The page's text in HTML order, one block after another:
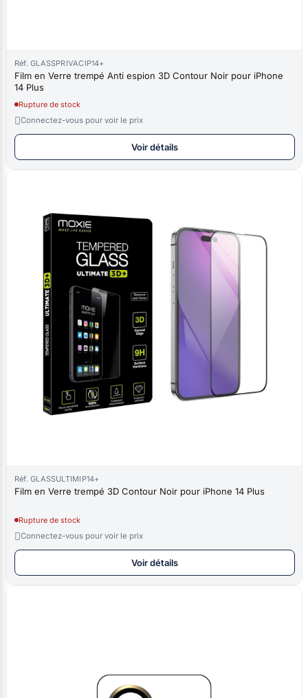
Réf. GLASSPRIVACIP14+
Film en Verre trempé Anti espion 3D Contour Noir pour iPhone
14 Plus
Rupture de stock
Connectez-vous pour voir le prix
Voir détails
Réf. GLASSULTIMIP14+
Film en Verre trempé 3D Contour Noir pour iPhone 14 Plus
Rupture de stock
Connectez-vous pour voir le prix
Voir détails